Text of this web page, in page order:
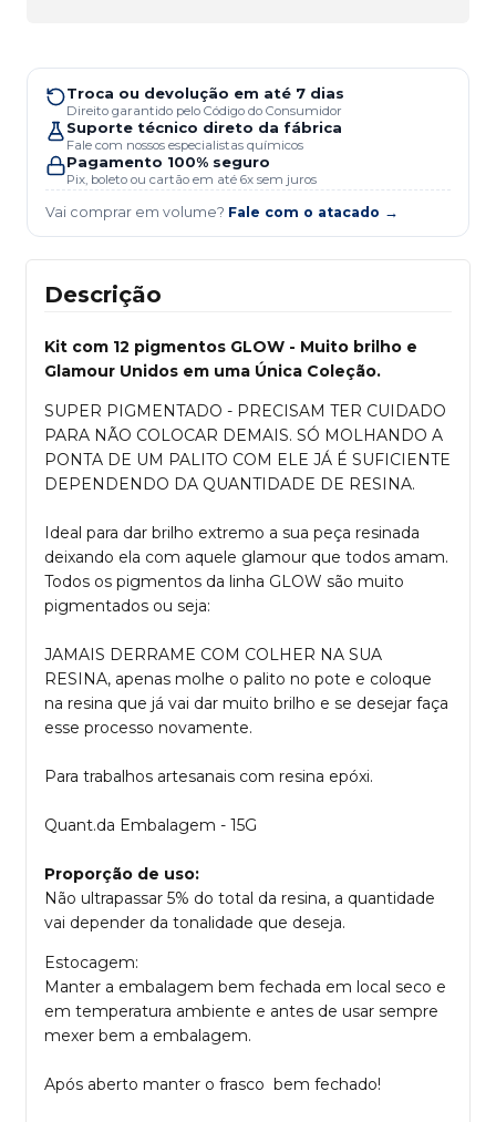
Troca ou devolução em até 7 dias
Direito garantido pelo Código do Consumidor
Suporte técnico direto da fábrica
Fale com nossos especialistas químicos
Pagamento 100% seguro
Pix, boleto ou cartão em até 6x sem juros
Vai comprar em volume? Fale com o atacado →
Descrição
Kit com 12 pigmentos GLOW - Muito brilho e
Glamour Unidos em uma Única Coleção.
SUPER PIGMENTADO - PRECISAM TER CUIDADO
PARA NÃO COLOCAR DEMAIS. SÓ MOLHANDO A
PONTA DE UM PALITO COM ELE JÁ É SUFICIENTE
DEPENDENDO DA QUANTIDADE DE RESINA.
Ideal para dar brilho extremo a sua peça resinada
deixando ela com aquele glamour que todos amam.
Todos os pigmentos da linha GLOW são muito
pigmentados ou seja:
JAMAIS DERRAME COM COLHER NA SUA
RESINA, apenas molhe o palito no pote e coloque
na resina que já vai dar muito brilho e se desejar faça
esse processo novamente.
Para trabalhos artesanais com resina epóxi.
Quant.da Embalagem - 15G
Proporção de uso:
Não ultrapassar 5% do total da resina, a quantidade
vai depender da tonalidade que deseja.
Estocagem:
Manter a embalagem bem fechada em local seco e
em temperatura ambiente e antes de usar sempre
mexer bem a embalagem.
Após aberto manter o frasco bem fechado!